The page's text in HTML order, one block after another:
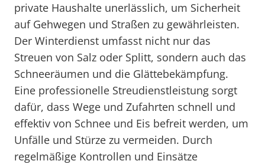
private Haushalte unerlässlich, um Sicherheit
auf Gehwegen und Straßen zu gewährleisten.
Der Winterdienst umfasst nicht nur das
Streuen von Salz oder Splitt, sondern auch das
Schneeräumen und die Glättebekämpfung.
Eine professionelle Streudienstleistung sorgt
dafür, dass Wege und Zufahrten schnell und
effektiv von Schnee und Eis befreit werden, um
Unfälle und Stürze zu vermeiden. Durch
regelmäßige Kontrollen und Einsätze